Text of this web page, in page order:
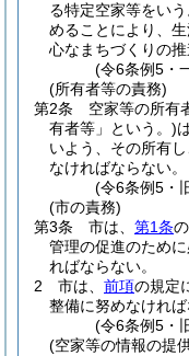
る特定空家等をい
めることにより、
心なまちづくりの
(令6条例5・
(所有者等の責務)
第2条
空家等の所有
有者等」という。)
いよう、その所有
なければならない。
(令6条例5・
(市の責務)
第3条
市は、 第1条
管理の促進のため
ればならない。
2
市は、 前項の規定
整備に努めなければ
(令6条例5・
(空家等の情報の提